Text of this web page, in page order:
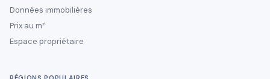
Données immobilières
Prix au m²
Espace propriétaire